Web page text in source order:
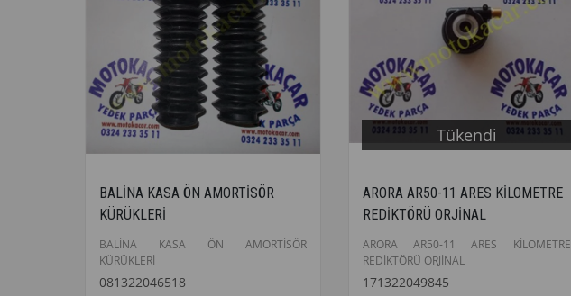
BALİNA KASA ÖN AMORTİSÖR
KÜRÜKLERİ
BALİNA KASA ÖN AMORTİSÖR
KÜRÜKLERİ
081322046518
Tükendi
ARORA AR50-11 ARES KİLOMETRE
REDİKTÖRÜ ORJİNAL
ARORA AR50-11 ARES KİLOMETRE
REDİKTÖRÜ ORJİNAL
171322049845